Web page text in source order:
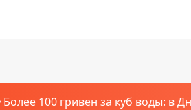
Более 100 гривен за куб воды: в